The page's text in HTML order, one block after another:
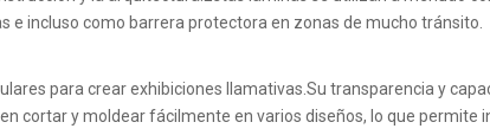
incluso como barrera protectora en zonas de mucho tránsito.
para crear exhibiciones llamativas.Su transparencia y
cortar y moldear fácilmente en varios diseños, lo que permite